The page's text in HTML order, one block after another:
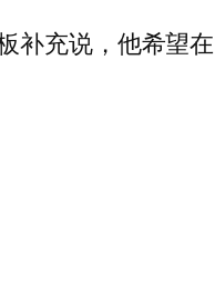
补充说，他希望